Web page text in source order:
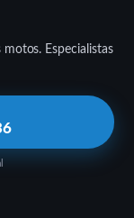
Especialistas